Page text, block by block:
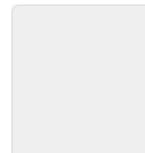
le sous-menu Vos métiers